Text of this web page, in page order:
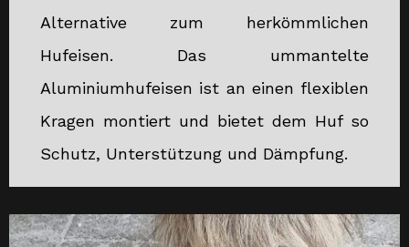
Alternative zum herkömmlichen
Hufeisen. Das ummantelte
Aluminiumhufeisen ist an einen flexiblen
Kragen montiert und bietet dem Huf so
Schutz, Unterstützung und Dämpfung.